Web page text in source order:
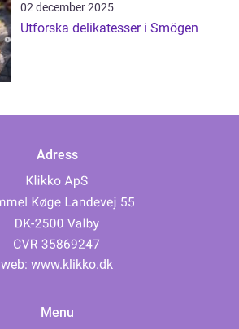
02 december 2025
Utforska delikatesser i Smögen
Adress
web: www.klikko.dk
Menu